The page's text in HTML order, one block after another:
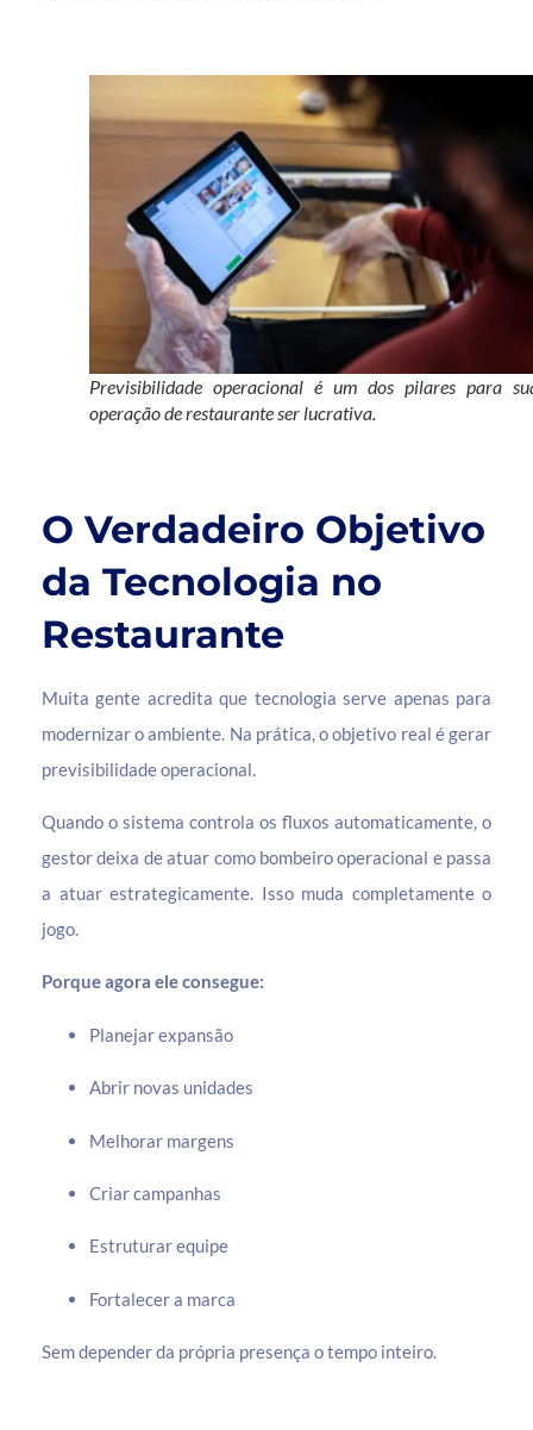
Previsibilidade operacional é um dos pilares para
operação de restaurante ser lucrativa.
O Verdadeiro Objetivo
da Tecnologia no
Restaurante
Muita gente acredita que tecnologia serve apenas para
modernizar o ambiente. Na prática, o objetivo real é gerar
previsibilidade operacional.
Quando o sistema controla os fluxos automaticamente, o
gestor deixa de atuar como bombeiro operacional e passa
a atuar estrategicamente. Isso muda completamente o
jogo.
Porque agora ele consegue:
Planejar expansão
Abrir novas unidades
Melhorar margens
Criar campanhas
Estruturar equipe
Fortalecer a marca
Sem depender da própria presença o tempo inteiro.